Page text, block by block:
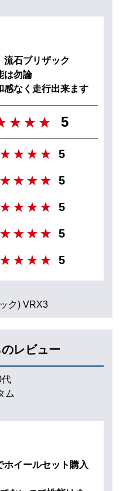
流石ブリザック
は勿論
感なく走行出来ます
5
5
5
5
5
5
ク) VRX3
レビュー
代
ム
ホイールセット購入